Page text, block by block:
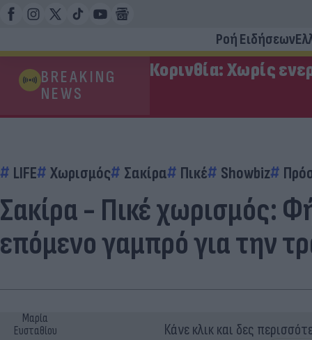
Ροή Ειδήσεων
BREAKING
NEWS
Κορινθία: Χωρίς
LIFE Χωρισμός Σακίρα Πικέ Showbiz
Σακίρα - Πικέ χωρισμός:
επόμενο γαμπρό για την
Μαρία
Ευσταθίου
Κάνε κλικ και δες